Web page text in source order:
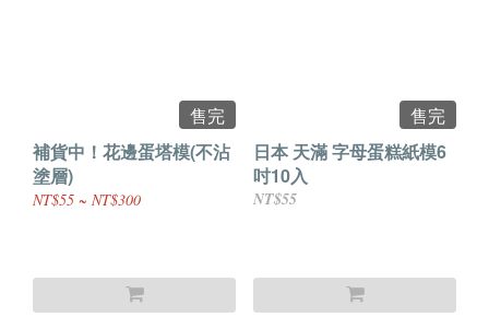
售完
補貨中！花邊蛋塔模(不沾
塗層)
NT$55 ~ NT$300
售完
日本 天滿 字母蛋糕紙模6
吋10入
NT$55